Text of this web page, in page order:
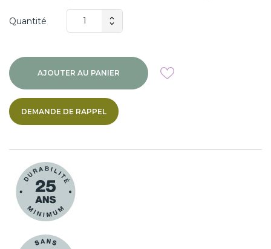
Quantité
AJOUTER AU PANIER
DEMANDE DE RAPPEL